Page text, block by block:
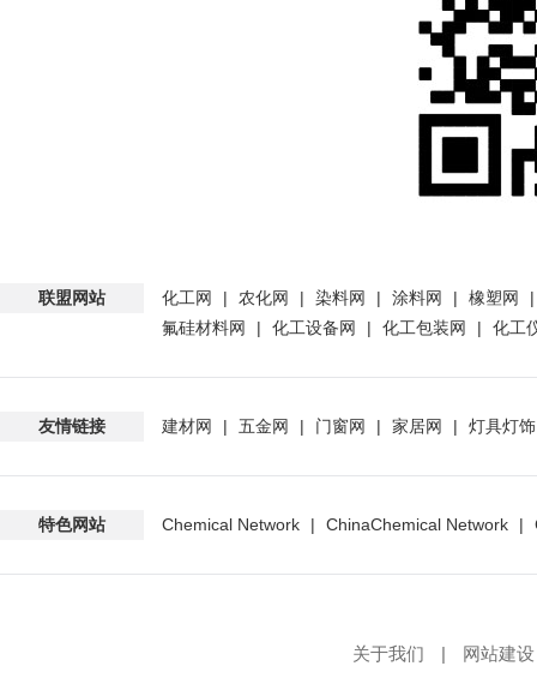
联盟网站 化工网 | 农化网 | 染料网 | 涂料网 | 橡塑网
氟硅材料网
| 化工设备网 | 化工包装网 | 化工
友情链接 建材网 | 五金网 | 门窗网 | 家居网 | 灯具灯
特色网站 Chemical Network | ChinaChemical Network |
关于我们 | 网站建设